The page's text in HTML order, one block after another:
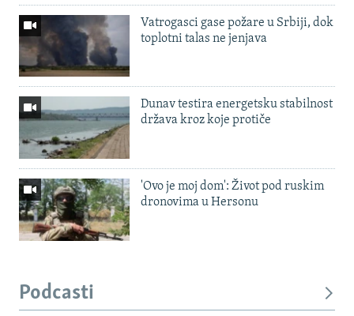
Vatrogasci gase požare u Srbiji, dok
toplotni talas ne jenjava
Dunav testira energetsku stabilnost
država kroz koje protiče
'Ovo je moj dom': Život pod ruskim
dronovima u Hersonu
Podcasti